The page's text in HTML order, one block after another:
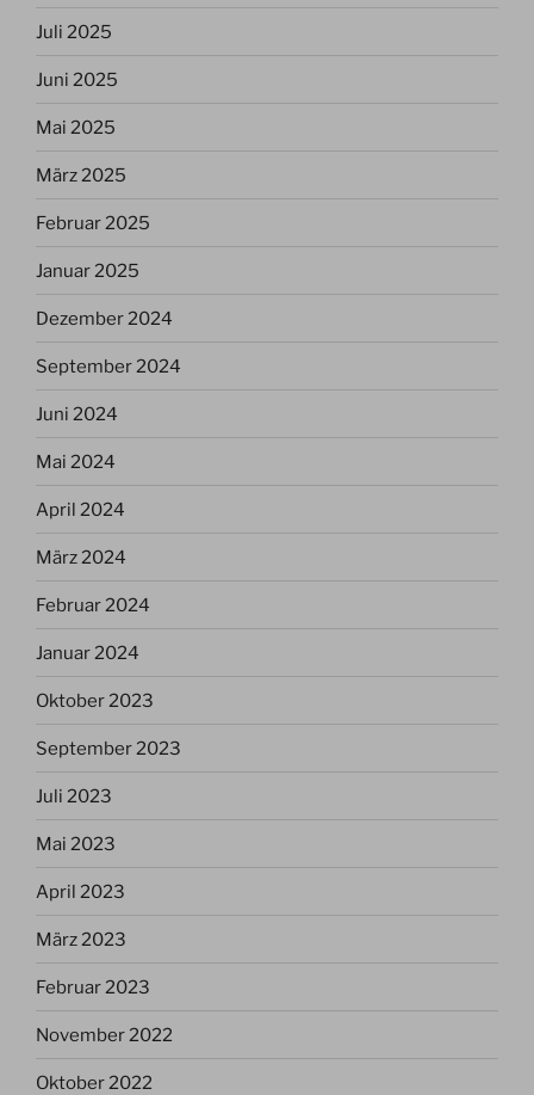
Juli 2025
Juni 2025
Mai 2025
März 2025
Februar 2025
Januar 2025
Dezember 2024
September 2024
Juni 2024
Mai 2024
April 2024
März 2024
Februar 2024
Januar 2024
Oktober 2023
September 2023
Juli 2023
Mai 2023
April 2023
März 2023
Februar 2023
November 2022
Oktober 2022